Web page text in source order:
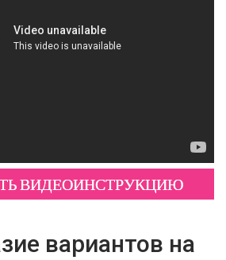
ВИДЕОИНСТРУКЦИЮ
вариантов на